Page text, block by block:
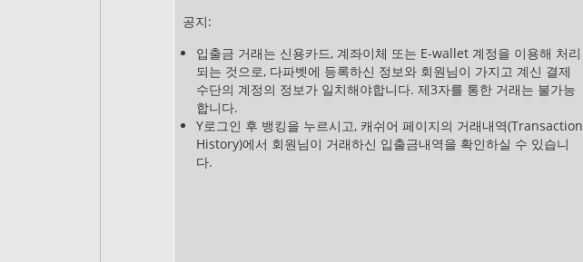
공지:
입출금 거래는 신용카드, 계좌이체 또는 E-wallet 계정을 이용해 처리
되는 것으로, 다파벳에 등록하신 정보와 회원님이 가지고 계신 결제
수단의 계정의 정보가 일치해야합니다. 제3자를 통한 거래는 불가능
합니다.
Y로그인 후 뱅킹을 누르시고, 캐쉬어 페이지의 거래내역(Transaction
History)에서 회원님이 거래하신 입출금내역을 확인하실 수 있습니
다.